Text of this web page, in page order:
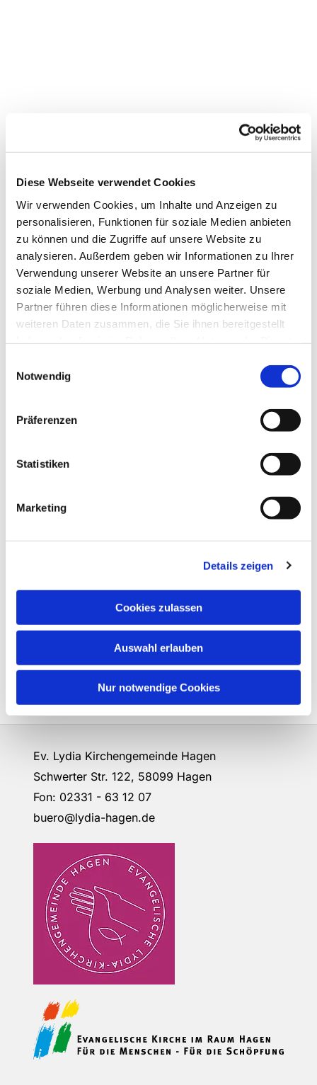
Diese Webseite verwendet Cookies
Wir verwenden Cookies, um Inhalte und Anzeigen zu
personalisieren, Funktionen für soziale Medien anbieten
zu können und die Zugriffe auf unsere Website zu
analysieren. Außerdem geben wir Informationen zu Ihrer
Verwendung unserer Website an unsere Partner für
soziale Medien, Werbung und Analysen weiter. Unsere
Partner führen diese Informationen möglicherweise mit
weiteren Daten zusammen, die Sie ihnen bereitgestellt
Notwendig
Präferenzen
Statistiken
Marketing
Details zeigen
Cookies zulassen
Auswahl erlauben
Nur notwendige Cookies
Dies könnte Sie auch
interessieren
Ev. Lydia Kirchengemeinde Hagen
Schwerter Str. 122, 58099 Hagen
Fon: 02331 - 63 12 07
buero@lydia-hagen.de